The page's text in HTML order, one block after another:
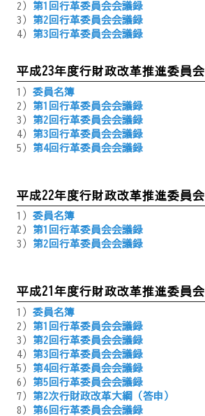
2） 第1回行革委員会会議録
3） 第2回行革委員会会議録
4） 第3回行革委員会会議録
平成23年度行財政改革推進委員会
1） 委員名簿
2） 第1回行革委員会会議録
3） 第2回行革委員会会議録
4） 第3回行革委員会会議録
5） 第4回行革委員会会議録
平成22年度行財政改革推進委員会
1） 委員名簿
2） 第1回行革委員会会議録
3） 第2回行革委員会会議録
平成21年度行財政改革推進委員会
1） 委員名簿
2） 第1回行革委員会会議録
3） 第2回行革委員会会議録
4） 第3回行革委員会会議録
5） 第4回行革委員会会議録
6） 第5回行革委員会会議録
7） 第2次行財政改革大綱（答申）
8） 第6回行革委員会会議録